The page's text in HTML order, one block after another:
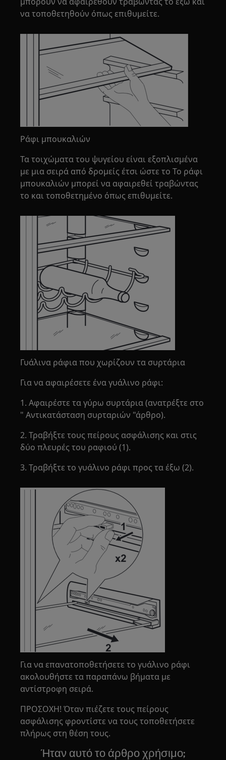
να τοποθετηθούν όπως επιθυμείτε.
Ράφι μπουκαλιών
Τα τοιχώματα του ψυγείου είναι εξοπλισμένα
με μια σειρά από δρομείς έτσι ώστε το Το ράφι
μπουκαλιών μπορεί να αφαιρεθεί τραβώντας
το και τοποθετημένο όπως επιθυμείτε.
Γυάλινα ράφια που χωρίζουν τα συρτάρια
Για να αφαιρέσετε ένα γυάλινο ράφι:
1. Αφαιρέστε τα γύρω συρτάρια (ανατρέξτε στο
" Αντικατάσταση συρταριών "άρθρο).
2. Τραβήξτε τους πείρους ασφάλισης και στις
δύο πλευρές του ραφιού (1).
3. Τραβήξτε το γυάλινο ράφι προς τα έξω (2).
Για να επανατοποθετήσετε το γυάλινο ράφι
ακολουθήστε τα παραπάνω βήματα με
αντίστροφη σειρά.
ΠΡΟΣΟΧΗ! Όταν πιέζετε τους πείρους
ασφάλισης φροντίστε να τους τοποθετήσετε
πλήρως στη θέση τους.
Ήταν αυτό το άρθρο χρήσιμο;